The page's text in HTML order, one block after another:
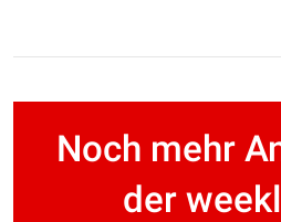
Noch mehr
der